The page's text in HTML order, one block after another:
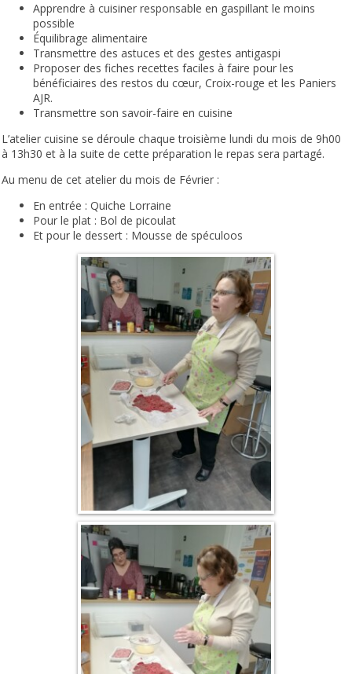
Apprendre à cuisiner responsable en gaspillant le moins
possible
Équilibrage alimentaire
Transmettre des astuces et des gestes antigaspi
Proposer des fiches recettes faciles à faire pour les
bénéficiaires des restos du cœur, Croix-rouge et les Paniers
AJR.
Transmettre son savoir-faire en cuisine
L’atelier cuisine se déroule chaque troisième lundi du mois de 9h00
à 13h30 et à la suite de cette préparation le repas sera partagé.
Au menu de cet atelier du mois de Février :
En entrée : Quiche Lorraine
Pour le plat : Bol de picoulat
Et pour le dessert : Mousse de spéculoos